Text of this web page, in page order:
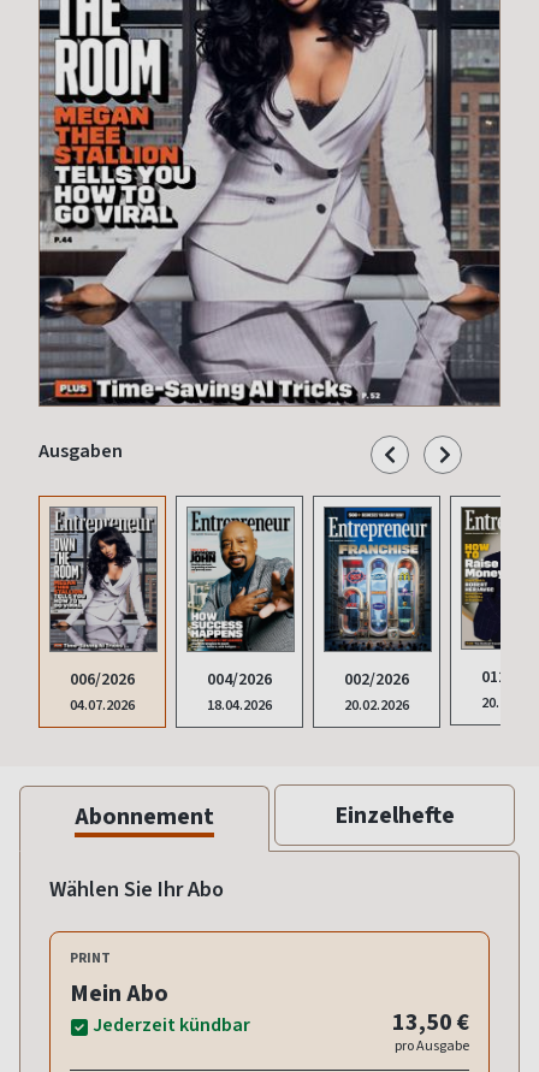
Ausgaben
006/2026
04.07.2026
004/2026
18.04.2026
002/2026
20.02.2026
012/
Abonnement Einzelhefte
Wählen Sie Ihr Abo
PRINT
Mein Abo
Jederzeit kündbar 13,50 €
pro Ausgabe